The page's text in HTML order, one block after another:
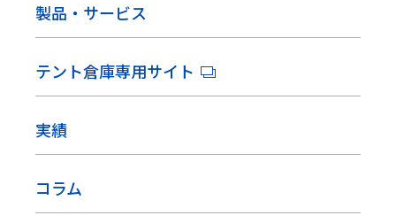
製品・サービス
テント倉庫専用サイト
実績
コラム